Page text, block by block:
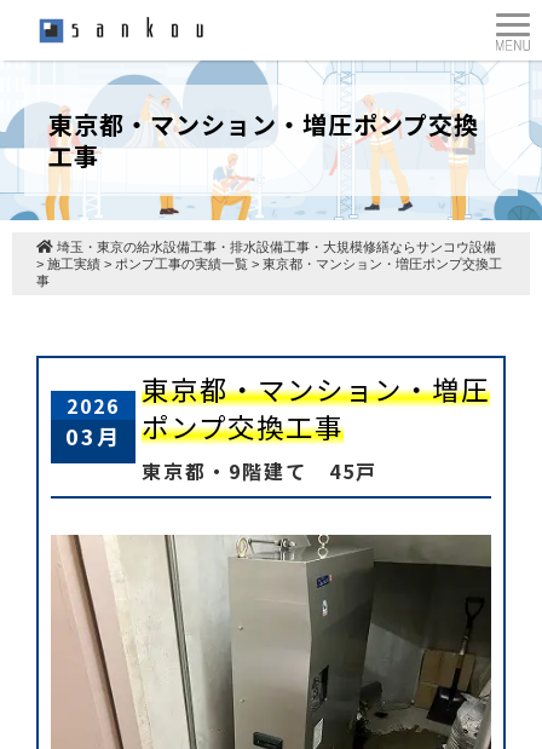
東京都・マンション・増圧ポンプ交換
工事
埼玉・東京の給水設備工事・排水設備工事・大規模修繕ならサンコウ設備
> 施工実績 > ポンプ工事の実績一覧 > 東京都・マンション・増圧ポンプ交換工
事
2026
03月
東京都・マンション・増圧
ポンプ交換工事
東京都・9階建て 45戸